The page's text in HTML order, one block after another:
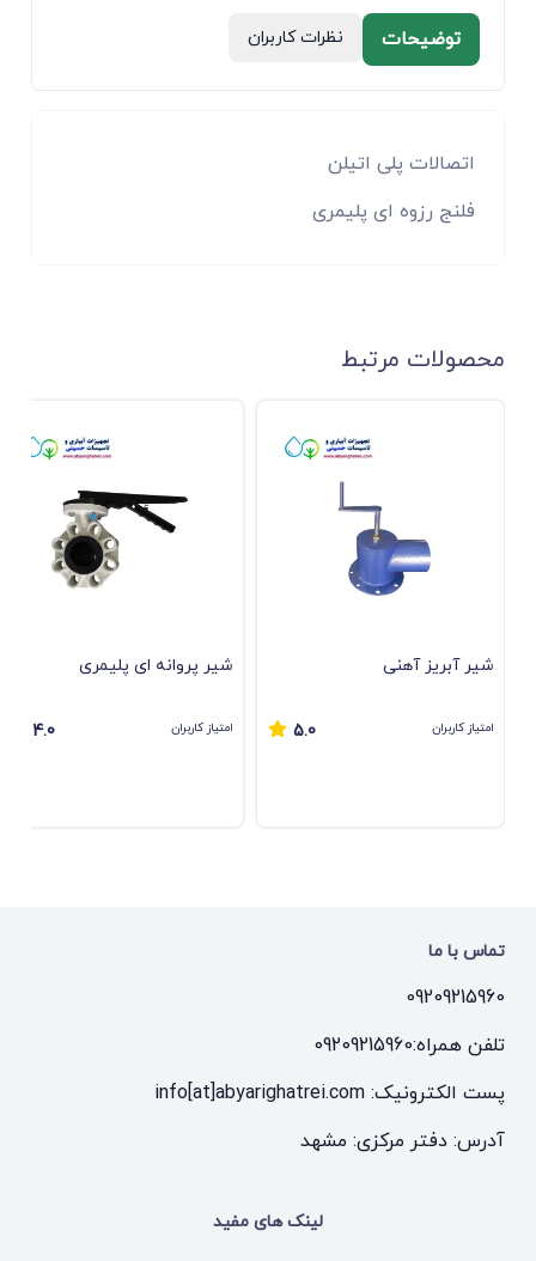
توضیحات نظرات کاربران
اتصالات پلی اتیلن
فلنج رزوه ای پلیمری
محصولات مرتبط
شیر آبریز آهنی
امتیاز کاربران 5.0
ﺷﯿﺮ ﭘﺮواﻧﻪ ای ﭘﻠﯿﻤﺮی
امتیاز کاربران 4.0
تماس با ما
09209215960
تلفن همراه:09209215960
پست الکترونیک: info[at]abyarighatrei.com
آدرس: دفتر مرکزی: مشهد
لینک های مفید